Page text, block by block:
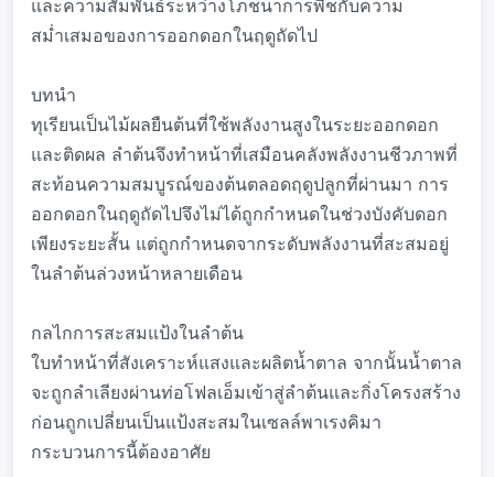
และความสัมพันธ์ระหว่างโภชนาการพืชกับความ
สม่ำเสมอของการออกดอกในฤดูถัดไป
บทนำ
ทุเรียนเป็นไม้ผลยืนต้นที่ใช้พลังงานสูงในระยะออกดอก
และติดผล ลำต้นจึงทำหน้าที่เสมือนคลังพลังงานชีวภาพที่
สะท้อนความสมบูรณ์ของต้นตลอดฤดูปลูกที่ผ่านมา การ
ออกดอกในฤดูถัดไปจึงไม่ได้ถูกกำหนดในช่วงบังคับดอก
เพียงระยะสั้น แต่ถูกกำหนดจากระดับพลังงานที่สะสมอยู่
ในลำต้นล่วงหน้าหลายเดือน
กลไกการสะสมแป้งในลำต้น
ใบทำหน้าที่สังเคราะห์แสงและผลิตน้ำตาล จากนั้นน้ำตาล
จะถูกลำเลียงผ่านท่อโฟลเอ็มเข้าสู่ลำต้นและกิ่งโครงสร้าง
ก่อนถูกเปลี่ยนเป็นแป้งสะสมในเซลล์พาเรงคิมา
กระบวนการนี้ต้องอาศัย